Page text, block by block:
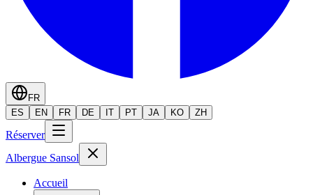
FR
ES
EN FR DE IT PT JA KO ZH
Réserver
Albergue Sansol
Accueil